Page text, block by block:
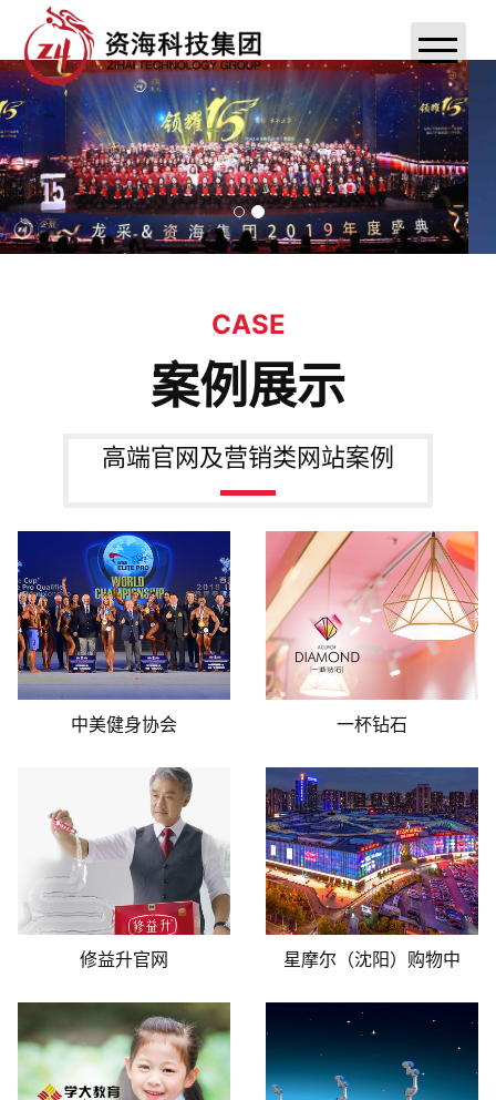
首页
关于资海
新闻动态
案例展示
高端定制网站
CASE
案例展示
高端官网及营销类网站案例
中美健身协会 一杯钻石
修益升官网
星摩尔（沈阳）购物中